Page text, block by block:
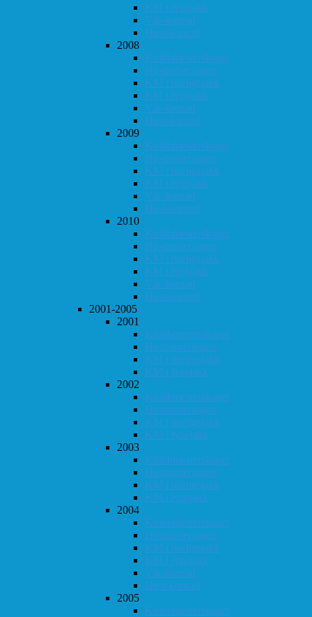
KM i lynsjakk
Vår-konrad
Høst-konrad
2008
Klubbmesterskapet
Høstturneringen
KM i hurtigsjakk
KM i lynsjakk
Vår-konrad
Høst-konrad
2009
Klubbmesterskapet
Høstturneringen
KM i hurtigsjakk
KM i lynsjakk
Vår-konrad
Høst-konrad
2010
Klubbmesterskapet
Høstturneringen
KM i hurtigsjakk
KM i lynsjakk
Vår-konrad
Høst-konrad
2001-2005
2001
Klubbmesterskapet
Høstturneringen
KM i hurtigsjakk
KM i lynsjakk
2002
Klubbmesterskapet
Høstturneringen
KM i hurtigsjakk
KM i lynsjakk
2003
Klubbmesterskapet
Høstturneringen
KM i hurtigsjakk
KM i lynsjakk
2004
Klubbmesterskapet
Høstturneringen
KM i hurtigsjakk
KM i lynsjakk
Vår-konrad
Høst-konrad
2005
Klubbmesterskapet